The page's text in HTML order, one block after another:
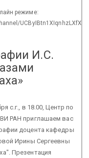
режиме:
И.С.
с.г., в 18.00, Центр по
РАН приглашаем вас
доцента кафедры
Ирины Сергеевны
Презентация